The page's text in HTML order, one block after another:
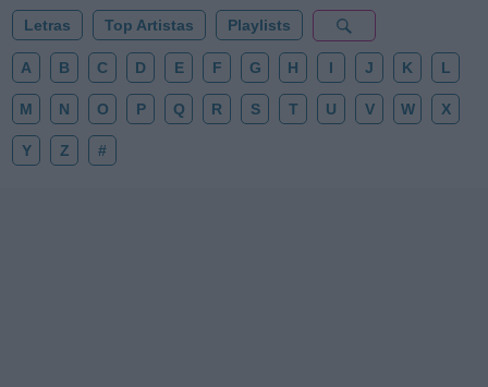
Letras Top Artistas Playlists
A B C D E F G H I J K L
M N O P Q R S T U V W X
Y Z #